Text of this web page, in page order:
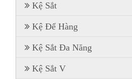
Kệ Sắt
Kệ Để Hàng
Kệ Sắt Đa Năng
Kệ Sắt V